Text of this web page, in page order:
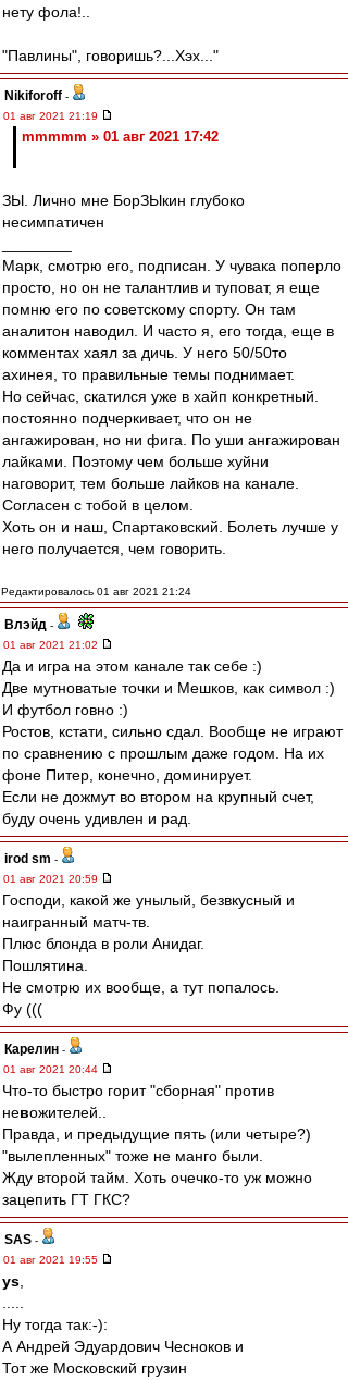
нету фола!..
"Павлины", говоришь?...Хэх..."
Nikiforoff -
01 авг 2021 21:19
mmmmm » 01 авг 2021 17:42
ЗЫ. Лично мне БорЗЫкин глубоко
несимпатичен
Марк, смотрю его, подписан. У чувака поперло
просто, но он не талантлив и туповат, я еще
помню его по советскому спорту. Он там
аналитон наводил. И часто я, его тогда, еще в
комментах хаял за дичь. У него 50/50то
ахинея, то правильные темы поднимает.
Но сейчас, скатился уже в хайп конкретный.
постоянно подчеркивает, что он не
ангажирован, но ни фига. По уши ангажирован
лайками. Поэтому чем больше хуйни
наговорит, тем больше лайков на канале.
Согласен с тобой в целом.
Хоть он и наш, Спартаковский. Болеть лучше у
него получается, чем говорить.
Редактировалось 01 авг 2021 21:24
Влэйд -
01 авг 2021 21:02
Да и игра на этом канале так себе :)
Две мутноватые точки и Мешков, как символ :)
И футбол говно :)
Ростов, кстати, сильно сдал. Вообще не играют
по сравнению с прошлым даже годом. На их
фоне Питер, конечно, доминирует.
Если не дожмут во втором на крупный счет,
буду очень удивлен и рад.
irod sm -
01 авг 2021 20:59
Господи, какой же унылый, безвкусный и
наигранный матч-тв.
Плюс блонда в роли Анидаг.
Пошлятина.
Не смотрю их вообще, а тут попалось.
Фу (((
Карелин -
01 авг 2021 20:44
Что-то быстро горит "сборная" против
невожителей..
Правда, и предыдущие пять (или четыре?)
"вылепленных" тоже не манго были.
Жду второй тайм. Хоть очечко-то уж можно
зацепить ГТ ГКС?
SAS -
01 авг 2021 19:55
ys
Ну тогда так:-):
А Андрей Эдуардович Чесноков и
Тот же Московский грузин